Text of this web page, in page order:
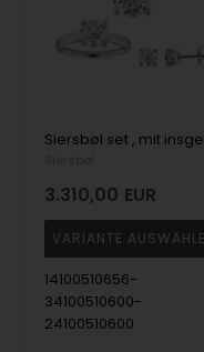
3.310,00 EUR
14100510656-
34100510600-
24100510600